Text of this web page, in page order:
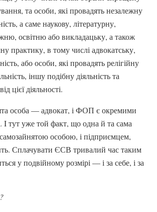
та особи, які провадять незалежну
а саме наукову, літературну,
освітню або викладацьку, а також
практику, в тому числі адвокатську,
або особи, які провадять релігійну
іншу подібну діяльність та
цієї діяльності.
особа — адвокат, і ФОП є окремими
тут уже той факт, що одна й та сама
особою, і підприємцем,
Сплачувати ЄСВ тривалий час таким
у подвійному розмірі — і за себе, і за